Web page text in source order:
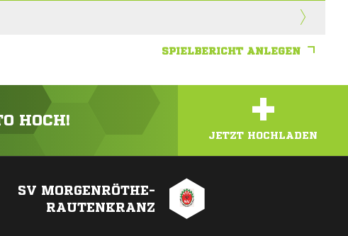
SPIELBERICHT ANLEGEN
HOCH! +
JETZT HOCHLADEN
SV MORGENRÖTHE-
RAUTENKRANZ